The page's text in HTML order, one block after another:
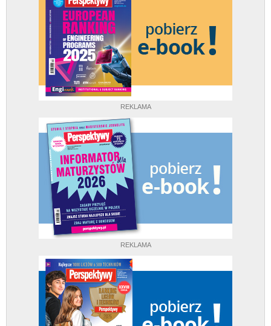
REKLAMA
REKLAMA